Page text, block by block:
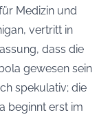
Medizin und
vertritt in
dass die
gewesen sein
spekulativ; die
beginnt erst im